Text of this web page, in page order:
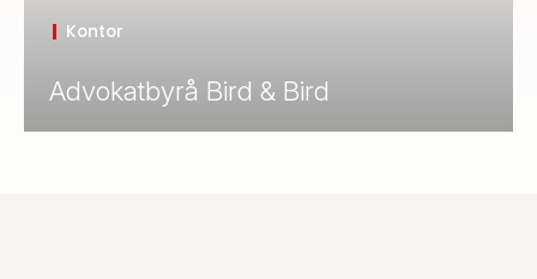
Advokatbyrå Bird & Bird
Kontor